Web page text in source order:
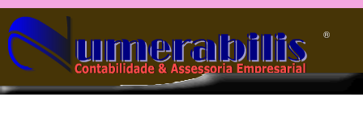
Pular para o conteúdo principal
®️